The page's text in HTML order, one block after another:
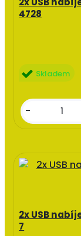
4728
Skladem
-
2x USB
7